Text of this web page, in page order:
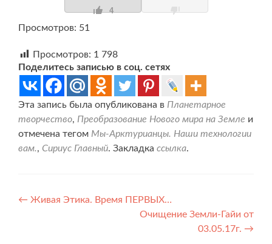
4
Просмотров: 51
Просмотров: 1 798
Поделитесь записью в соц. сетях
Эта запись была опубликована в Планетарное
творчество, Преобразование Нового мира на Земле и
отмечена тегом Мы-Арктурианцы. Наши технологии
вам., Сириус Главный. Закладка ссылка.
Навигация
← Живая Этика. Время ПЕРВЫХ…
Очищение Земли-Гайи от
03.05.17г. →